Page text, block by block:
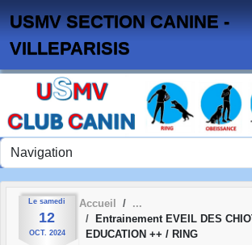
USMV SECTION CANINE -
VILLEPARISIS
Le samedi
12
OCT. 2024
Accueil
Entrainement EVEIL DES
EDUCATION ++ / RING